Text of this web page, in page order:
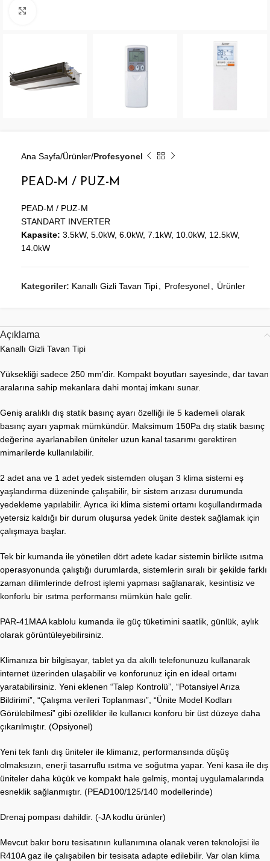
Ana Sayfa Ürünler Profesyonel
PEAD-M / PUZ-M
PEAD-M / PUZ-M
STANDART INVERTER
Kapasite: 3.5kW, 5.0kW, 6.0kW, 7.1kW, 10.0kW, 12.5kW,
14.0kW
Kategoriler: Kanallı Gizli Tavan Tipi Profesyonel Ürünler
Açıklama
Kanallı Gizli Tavan Tipi
Yüksekliği sadece 250 mm’dir. Kompakt boyutları sayesinde, dar tavan
aralarına sahip mekanlara dahi montaj imkanı sunar.
Geniş aralıklı dış statik basınç ayarı özelliği ile 5 kademeli olarak
basınç ayarı yapmak mümkündür. Maksimum 150Pa dış statik basınç
değerine ayarlanabilen üniteler uzun kanal tasarımı gerektiren
mimarilerde kullanılabilir.
2 adet ana ve 1 adet yedek sistemden oluşan 3 klima sistemi eş
yaşlandırma düzeninde çalışabilir, bir sistem arızası durumunda
yedekleme yapılabilir. Ayrıca iki klima sistemi ortamı koşullandırmada
yetersiz kaldığı bir durum oluşursa yedek ünite destek sağlamak için
çalışmaya başlar.
Tek bir kumanda ile yönetilen dört adete kadar sistemin birlikte ısıtma
operasyonunda çalıştığı durumlarda, sistemlerin sıralı bir şekilde farklı
zaman dilimlerinde defrost işlemi yapması sağlanarak, kesintisiz ve
konforlu bir ısıtma performansı mümkün hale gelir.
PAR-41MAA kablolu kumanda ile güç tüketimini saatlik, günlük, aylık
olarak görüntüleyebilirsiniz.
Klimanıza bir bilgisayar, tablet ya da akıllı telefonunuzu kullanarak
internet üzerinden ulaşabilir ve konforunuz için en ideal ortamı
yaratabilirsiniz. Yeni eklenen “Talep Kontrolü”, “Potansiyel Arıza
Bildirimi”, “Çalışma verileri Toplanması”, “Ünite Model Kodları
Görülebilmesi” gibi özellikler ile kullanıcı konforu bir üst düzeye daha
çıkarılmıştır. (Opsiyonel)
Yeni tek fanlı dış üniteler ile klimanız, performansında düşüş
olmaksızın, enerji tasarruflu ısıtma ve soğutma yapar. Yeni kasa ile dış
üniteler daha küçük ve kompakt hale gelmiş, montaj uygulamalarında
esneklik sağlanmıştır. (PEAD100/125/140 modellerinde)
Drenaj pompası dahildir. (-JA kodlu ürünler)
Mevcut bakır boru tesisatının kullanımına olanak veren teknolojisi ile
R410A gaz ile çalışabilen bir tesisata adapte edilebilir. Var olan klima